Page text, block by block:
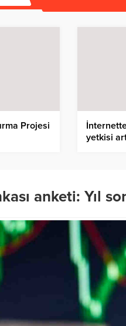
Projesi
yetkisi
anketi: Yıl